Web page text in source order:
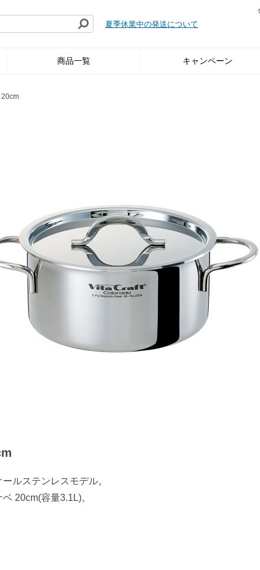
夏季休業中の発送について
商品一覧 キャンペーン
20cm
ルステンレスモデル。
20cm(容量3.1L)。